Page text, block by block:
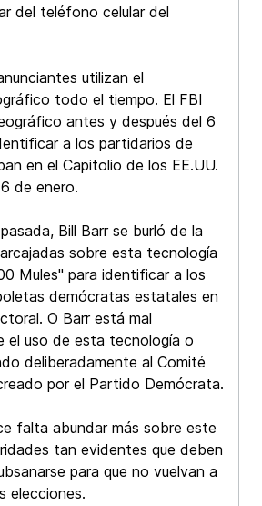
del teléfono celular del
utilizan el
todo el tiempo. El FBI
antes y después del 6
a los partidarios de
en el Capitolio de los EE.UU.
de enero.
Bill Barr se burló de la
sobre esta tecnología
Mules" para identificar a los
demócratas estatales en
O Barr está mal
el uso de esta tecnología o
deliberadamente al Comité
por el Partido Demócrata.
falta abundar más sobre este
tan evidentes que deben
para que no vuelvan a
elecciones.